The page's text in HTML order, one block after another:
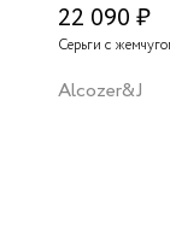
22 090 ₽
Серьги с
Alcozer&J